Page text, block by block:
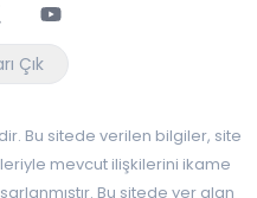
Youtube
Çık
Bu sitede verilen bilgiler, site
mevcut ilişkilerini ikame
Bu sitede yer alan